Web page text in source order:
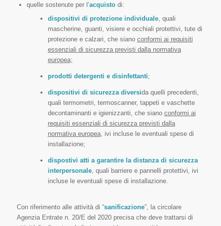
quelle sostenute per l’acquistodi:
dispositivi di protezione individuale, quali
mascherine, guanti, visiere e occhiali protettivi, tute di
protezione e calzari, che siano conformi ai requisiti
essenziali di sicurezza previsti dalla normativa
europea;
prodotti detergenti e disinfettanti;
dispositivi di sicurezza diversida quelli precedenti,
quali termometri, termoscanner, tappeti e vaschette
decontaminanti e igienizzanti, che siano conformi ai
requisiti essenziali di sicurezza previsti dalla
normativa europea, ivi incluse le eventuali spese di
installazione;
dispostivi atti a garantire la distanza di sicurezza
interpersonale, quali barriere e pannelli protettivi, ivi
incluse le eventuali spese di installazione.
Con riferimento alle attività di “sanificazione”, la circolare
Agenzia Entrate n. 20/E del 2020 precisa che deve trattarsi di